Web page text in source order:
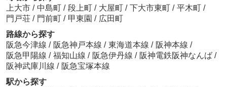
上大市 / 中島町 / 段上町 / 大屋町 / 下大市東町 / 平木町 /
門戸荘 / 門前町 / 甲東園 / 広田町
路線から探す
阪急今津線 / 阪急神戸本線 / 東海道本線 / 阪神本線 /
阪急甲陽線 / 福知山線 / 阪急伊丹線 / 阪神電鉄阪神なんば /
阪神武庫川線 / 阪急宝塚本線
駅から探す